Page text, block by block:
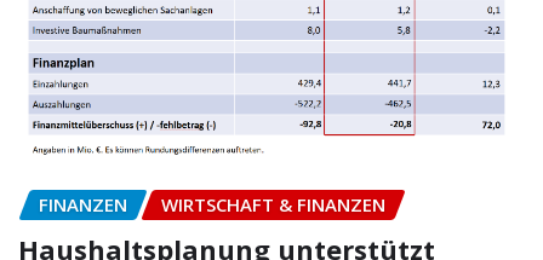
FINANZEN WIRTSCHAFT & FINANZEN
Haushaltsplanung unterstützt